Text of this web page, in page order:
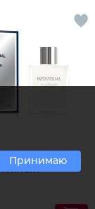
вода
Принимаю